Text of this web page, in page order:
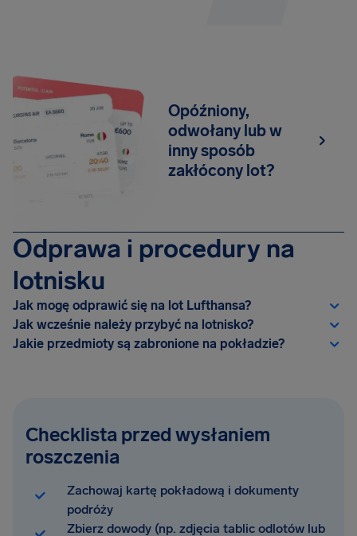
Opóźniony,
odwołany lub w
inny sposób
zakłócony lot?
Odprawa i procedury na
lotnisku
Jak mogę odprawić się na lot Lufthansa?
Jak wcześnie należy przybyć na lotnisko?
Jakie przedmioty są zabronione na pokładzie?
Checklista przed wysłaniem
roszczenia
Zachowaj kartę pokładową i dokumenty
podróży
Zbierz dowody (np. zdjęcia tablic odlotów lub